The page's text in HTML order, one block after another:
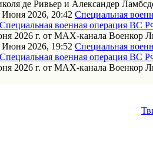
де Ривьер и Александер
Июня 2026, 20:42 Специальная
2026 г. от МАХ-канала Военкор
Июня 2026, 19:52 Специальная
2026 г. от МАХ-канала Военкор